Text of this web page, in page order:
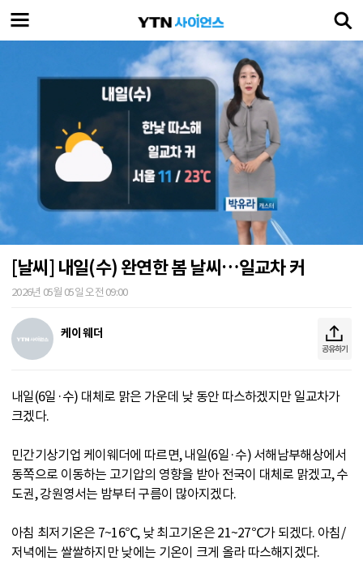
[날씨] 내일(수) 완연한 봄 날씨…일교차 커
2026년 05월 05일 오전 09:00
케이 웨더
공유하기
내일(6일·수) 대체로 맑은 가운데 낮 동안 따스하겠지만 일교차가
크겠다.
민간기상기업 케이웨더에 따르면, 내일(6일·수) 서해남부해상에서
동쪽으로 이동하는 고기압의 영향을 받아 전국이 대체로 맑겠고, 수
도권, 강원영서는 밤부터 구름이 많아지겠다.
아침 최저기온은 7~16℃, 낮 최고기온은 21~27℃가 되겠다. 아침/
저녁에는 쌀쌀하지만 낮에는 기온이 크게 올라 따스해지겠다.